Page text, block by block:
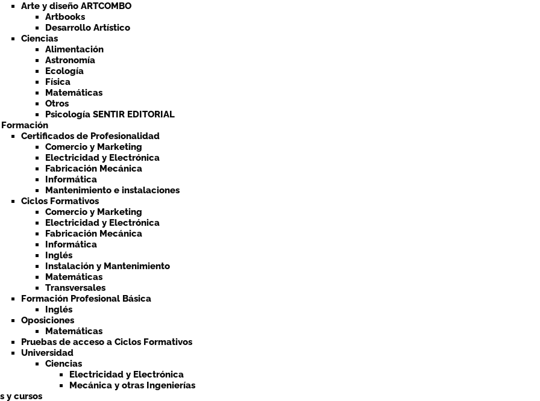
Arte y diseño ARTCOMBO
Artbooks
Desarrollo Artístico
Ciencias
Alimentación
Astronomía
Ecología
Física
Matemáticas
Otros
Psicología SENTIR EDITORIAL
Certificados de Profesionalidad
Comercio y Marketing
Electricidad y Electrónica
Fabricación Mecánica
Informática
Mantenimiento e instalaciones
Ciclos Formativos
Comercio y Marketing
Electricidad y Electrónica
Fabricación Mecánica
Informática
Inglés
Instalación y Mantenimiento
Matemáticas
Transversales
Formación Profesional Básica
Inglés
Oposiciones
Matemáticas
Pruebas de acceso a Ciclos Formativos
Universidad
Ciencias
Electricidad y Electrónica
Mecánica y otras Ingenierías
y cursos